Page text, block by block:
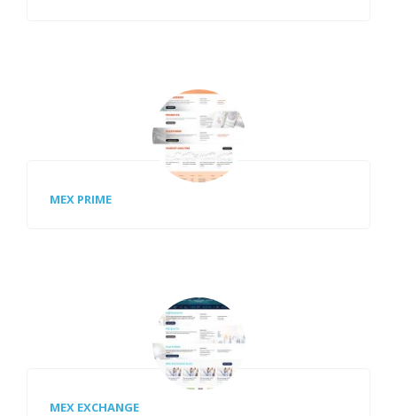
MEX PRIME
MEX EXCHANGE